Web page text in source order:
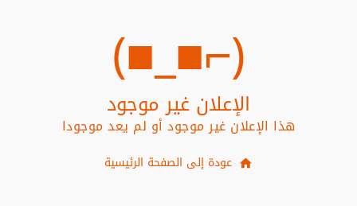
(⌐■_■)
الإعلان غير موجود
هذا الإعلان غير موجود أو لم يعد موجودا
عودة إلى الصفحة الرئيسية